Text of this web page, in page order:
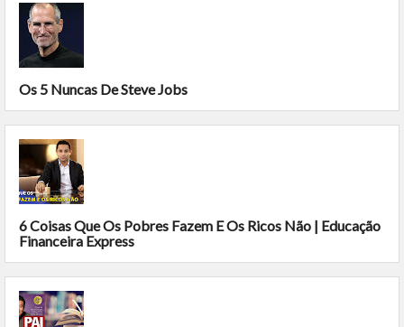
Os 5 Nuncas De Steve Jobs
6 Coisas Que Os Pobres Fazem E Os Ricos Não | Educação
Financeira Express